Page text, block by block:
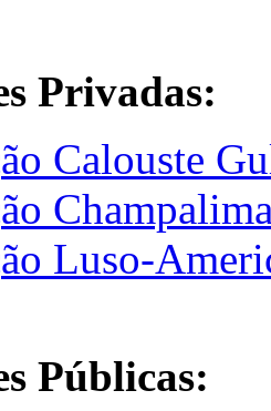
Privadas:
Calouste
Luso-
Públicas: